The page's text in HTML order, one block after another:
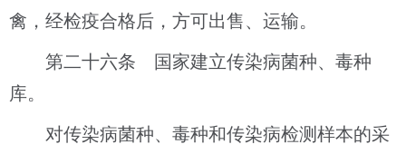
禽，经检疫合格后，方可出售、运输。
第二十六条 国家建立传染病菌种、毒种
库。
对传染病菌种、毒种和传染病检测样本的采